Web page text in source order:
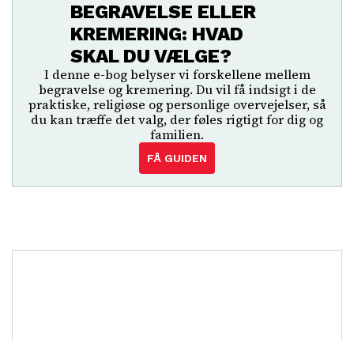
BEGRAVELSE ELLER
KREMERING: HVAD
SKAL DU VÆLGE?
I denne e-bog belyser vi forskellene mellem
begravelse og kremering. Du vil få indsigt i de
praktiske, religiøse og personlige overvejelser, så
du kan træffe det valg, der føles rigtigt for dig og
familien.
FÅ GUIDEN